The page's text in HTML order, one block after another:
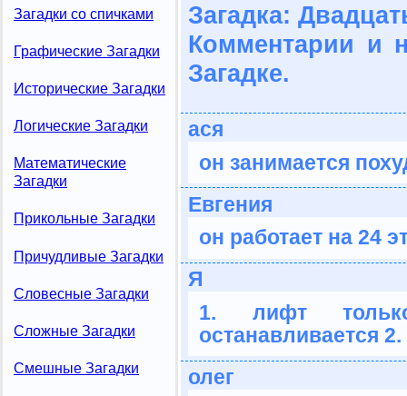
Загадки со спичками
Графические Загадки
Исторические Загадки
Логические Загадки
Математические
Загадки
Прикольные Загадки
Причудливые Загадки
Словесные Загадки
Сложные Загадки
Смешные Загадки
Загадка:
Комментарии и
Загадке.
ася
он занимается
Евгения
он работает на 24
Я
1. лифт
останавливается
олег